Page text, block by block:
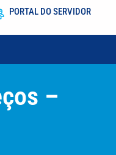
PORTAL DO SERVIDOR
–